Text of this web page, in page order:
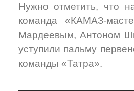
Нужно отметить, что
команда «КАМАЗ-
Мардеевым, Антоном
уступили пальму
команды «Татра».